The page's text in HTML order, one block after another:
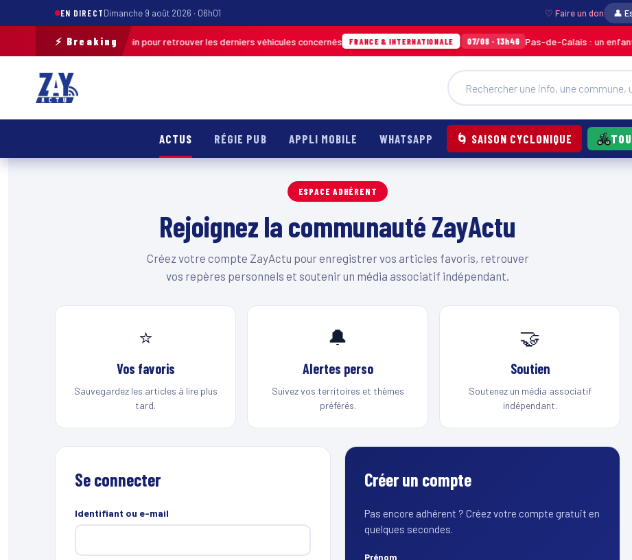
EN DIRECTDimanche 9 août 2026 · 06h01 ♡ Faire un don 👤
⚡ Breaking
une opération de terrain pour retrouver les derniers véhicules concernés FRANCE & INTERNATIONALE 07/08 · 13h46 Pas-de-Calais : un enfant
ACTUS RÉGIE PUB APPLI MOBILE WHATSAPP 🌀 SAISON CYCLONIQUE
ESPACE ADHÉRENT
Rejoignez la communauté ZayActu
Créez votre compte ZayActu pour enregistrer vos articles favoris, retrouver
vos repères personnels et soutenir un média associatif indépendant.
⭐
Vos favoris
Sauvegardez les articles à lire plus
tard.
🔔
Alertes perso
Suivez vos territoires et thèmes
préférés.
🤝
Soutien
Soutenez un média associatif
indépendant.
Se connecter
Identifiant ou e-mail
Créer un compte
Pas encore adhérent ? Créez votre compte gratuit en
quelques secondes.
Prénom